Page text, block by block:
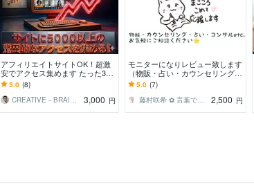
アフィリエイトサイトOK！超激
安でアクセス集めます たった300
0円で、国内から5000アクセス集
めます！
5.0 (8)
CREATIVE－BRAIN＠WEB集客
3,000 円
モニターになりレビュー致します
（物販・占い・カウンセリングet
c.）新たな試み応援します！
5.0 (7)
藤村咲希 ✿ 言葉で、想いを可視化します
2,500 円